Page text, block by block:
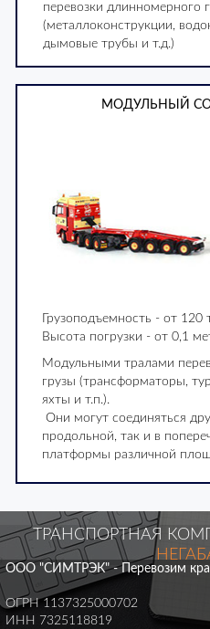
перевозки длинномерного
(металлоконструкции,
дымовые трубы и т.д.)
МОДУЛЬНЫЙ
Грузоподъемность - от 120
Высота погрузки - от 0,1
Модульными тралами
грузы (трансформаторы,
яхты и т.п.).
Они могут соединяться
продольной, так и в
платформы различной
ТРАНСПОРТНАЯ
ООО "СИМТРЭК" - Перевозим
ОГРН 1137325000702
ИНН 7325118819